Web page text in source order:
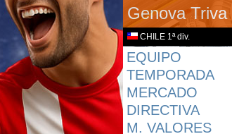
Genova Triva
CHILE 1ª div.
EQUIPO
TEMPORADA
MERCADO
DIRECTIVA
M. VALORES